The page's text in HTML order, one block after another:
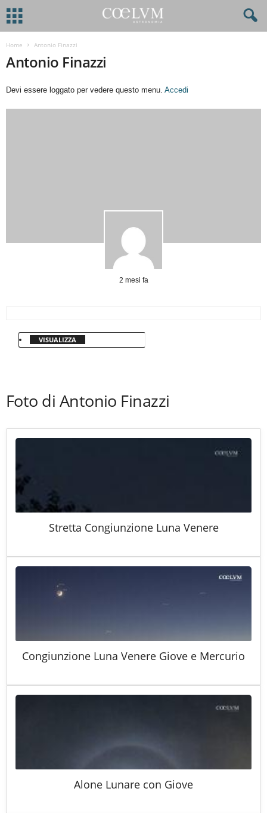
Home Antonio Finazzi
Antonio Finazzi
Devi essere loggato per vedere questo menu. Accedi
2 mesi fa
VISUALIZZA
Foto di Antonio Finazzi
Stretta Congiunzione Luna Venere
Congiunzione Luna Venere Giove e Mercurio
Alone Lunare con Giove